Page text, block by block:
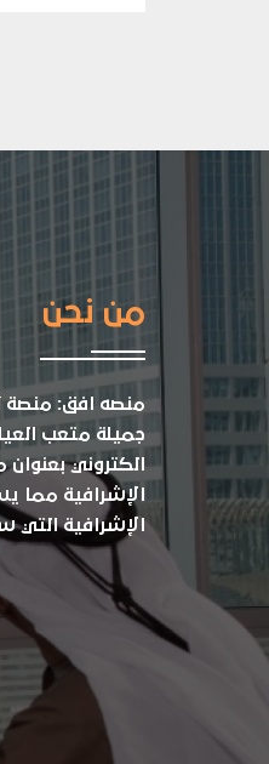
من نحن
منصه افق: منصة
جميلة متعب
الكتروني
الإشرافية مما
الإشرافية التي